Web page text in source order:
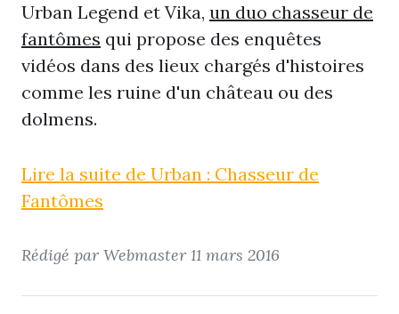
Urban Legend et Vika, un duo chasseur de
fantômes qui propose des enquêtes
vidéos dans des lieux chargés d'histoires
comme les ruine d'un château ou des
dolmens.
Lire la suite de Urban : Chasseur de
Fantômes
Rédigé par Webmaster 11 mars 2016